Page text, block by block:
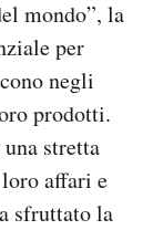
mondo”, la
per
negli
prodotti.
stretta
affari e
sfruttato la